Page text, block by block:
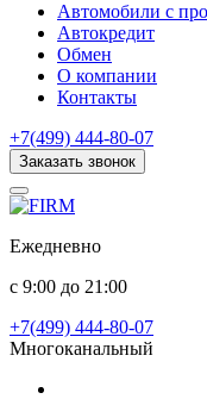
Автомобили с
Автокредит
Обмен
О компании
Контакты
+7(499) 444-80-07
Заказать звонок
Ежедневно
с 9:00 до 21:00
+7(499) 444-80-07
Многоканальный